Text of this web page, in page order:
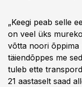
„Keegi peab selle
on veel üks
võtta noori õppima
täiendõppes me
tuleb ette
21 aastaselt saad